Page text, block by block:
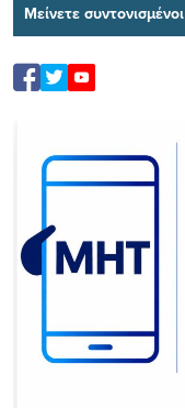
Μείνετε συντονισμένοι